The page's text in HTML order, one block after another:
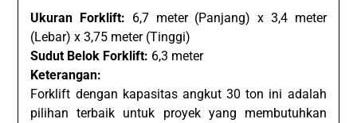
Ukuran Forklift: 6,7 meter (Panjang) x 3,4 meter
(Lebar) x 3,75 meter (Tinggi)
Sudut Belok Forklift: 6,3 meter
Keterangan:
Forklift dengan kapasitas angkut 30 ton ini adalah
pilihan terbaik untuk proyek yang membutuhkan